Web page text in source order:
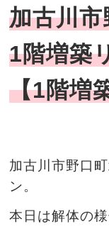
加古川
1階増築
【1階増
加古川市野口
ン。
本日は解体の